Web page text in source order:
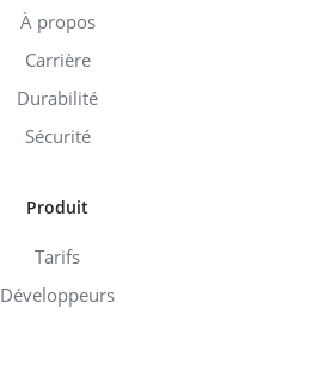
À propos
Carrière
Durabilité
Sécurité
Produit
Tarifs
Développeurs